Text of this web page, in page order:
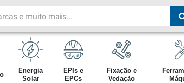
Energia
Solar
EPIs e
EPCs
Fixação e
Vedação